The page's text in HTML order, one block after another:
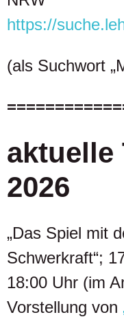
https://
(als Suchwort
aktuelle
2026
„Das Spiel mit
Schwerkraft“;
18:00 Uhr (im
Vorstellung von